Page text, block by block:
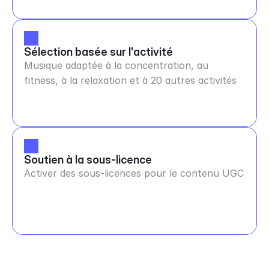
Sélection basée sur l'activité
Musique adaptée à la concentration, au
fitness, à la relaxation et à 20 autres activités
Soutien à la sous-licence
Activer des sous-licences pour le contenu UGC